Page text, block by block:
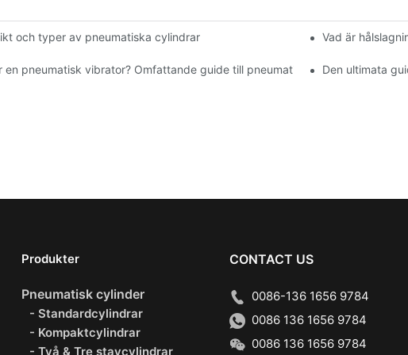
och typer av pneumatiska cylindrar Vad är
en pneumatisk vibrator? Omfattande guide till pneumatiska systemDen ultimata
Produkter
Pneumatisk cylinder
- Standardcylindrar
- Kompaktcylindrar
- Två & Tre stavcylindrar
CONTACT US
0086-136 1656 9784
0086 136 1656 9784
0086 136 1656 9784